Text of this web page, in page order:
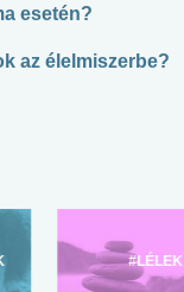
esetén?
az élelmiszerbe?
#LÉLEK